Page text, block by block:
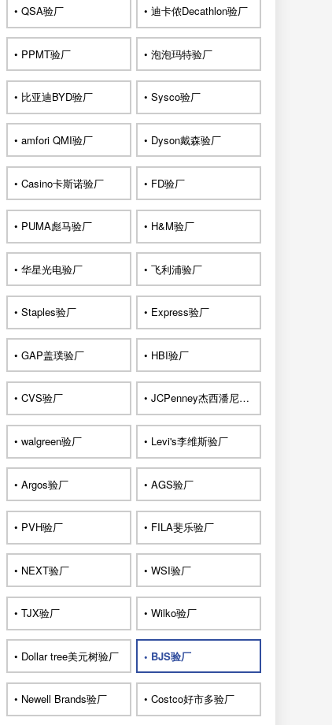
• QSA验厂 • 迪卡侬Decathlon验厂
• PPMT验厂 • 泡泡玛特验厂
• 比亚迪BYD验厂 • Sysco验厂
• amfori QMI验厂 • Dyson戴森验厂
• Casino卡斯诺验厂 • FD验厂
• PUMA彪马验厂 • H&M验厂
• 华星光电验厂 • 飞利浦验厂
• Staples验厂 • Express验厂
• GAP盖璞验厂 • HBI验厂
• CVS验厂 • JCPenney杰西潘尼验厂
• walgreen验厂 • Levi's李维斯验厂
• Argos验厂 • AGS验厂
• PVH验厂 • FILA斐乐验厂
• NEXT验厂 • WSI验厂
• TJX验厂 • Wilko验厂
• Dollar tree美元树验厂 • BJS验厂
• Newell Brands验厂 • Costco好市多验厂